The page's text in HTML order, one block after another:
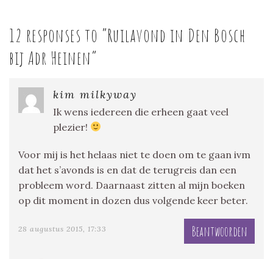
12 responses to “Ruilavond in Den Bosch
bij Adr Heinen”
kim milkyway
Ik wens iedereen die erheen gaat veel
plezier!
Voor mij is het helaas niet te doen om te gaan ivm
dat het s’avonds is en dat de terugreis dan een
probleem word. Daarnaast zitten al mijn boeken
op dit moment in dozen dus volgende keer beter.
28 augustus 2015, 17:33 Beantwoorden